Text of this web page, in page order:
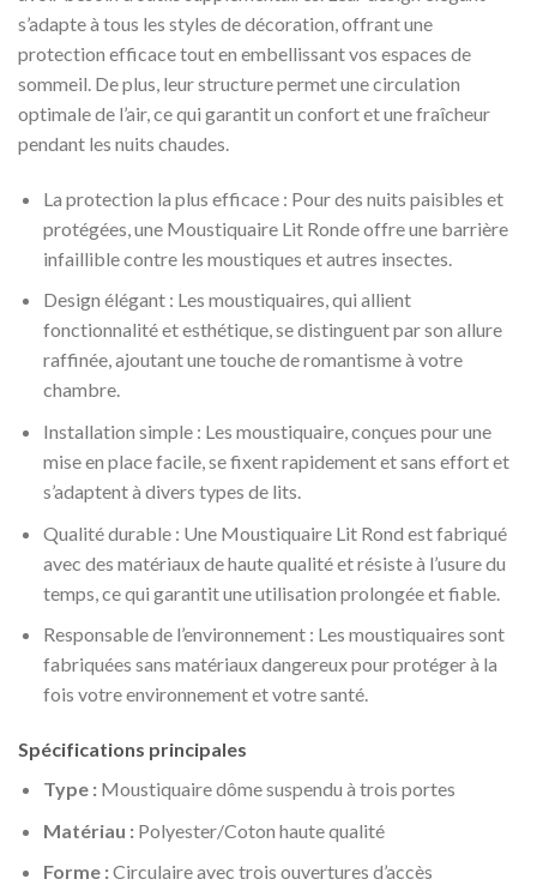
s’adapte à tous les styles de décoration, offrant une
protection efficace tout en embellissant vos espaces de
sommeil. De plus, leur structure permet une circulation
optimale de l’air, ce qui garantit un confort et une fraîcheur
pendant les nuits chaudes.
La protection la plus efficace : Pour des nuits paisibles et
protégées, une Moustiquaire Lit Ronde offre une barrière
infaillible contre les moustiques et autres insectes.
Design élégant : Les moustiquaires, qui allient
fonctionnalité et esthétique, se distinguent par son allure
raffinée, ajoutant une touche de romantisme à votre
chambre.
Installation simple : Les moustiquaire, conçues pour une
mise en place facile, se fixent rapidement et sans effort et
s’adaptent à divers types de lits.
Qualité durable : Une Moustiquaire Lit Rond est fabriqué
avec des matériaux de haute qualité et résiste à l’usure du
temps, ce qui garantit une utilisation prolongée et fiable.
Responsable de l’environnement : Les moustiquaires sont
fabriquées sans matériaux dangereux pour protéger à la
fois votre environnement et votre santé.
Spécifications principales
Type :Moustiquaire dôme suspendu à trois portes
Matériau :Polyester/Coton haute qualité
Forme :Circulaire avec trois ouvertures d’accès